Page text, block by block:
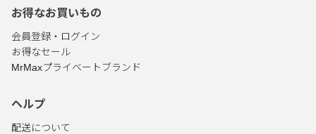
お得なお買いもの
会員登録・ログイン
お得なセール
MrMaxプライベートブランド
ヘルプ
配送について